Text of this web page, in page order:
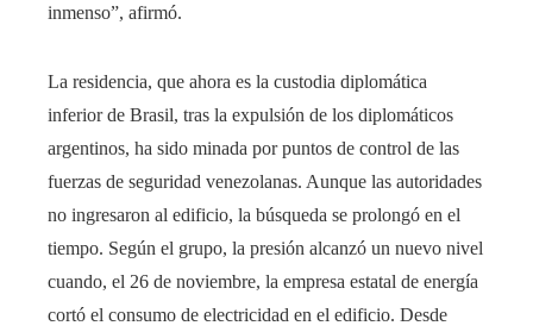
inmenso”, afirmó.
La residencia, que ahora es la custodia diplomática
inferior de Brasil, tras la expulsión de los diplomáticos
argentinos, ha sido minada por puntos de control de las
fuerzas de seguridad venezolanas. Aunque las autoridades
no ingresaron al edificio, la búsqueda se prolongó en el
tiempo. Según el grupo, la presión alcanzó un nuevo nivel
cuando, el 26 de noviembre, la empresa estatal de energía
cortó el consumo de electricidad en el edificio. Desde